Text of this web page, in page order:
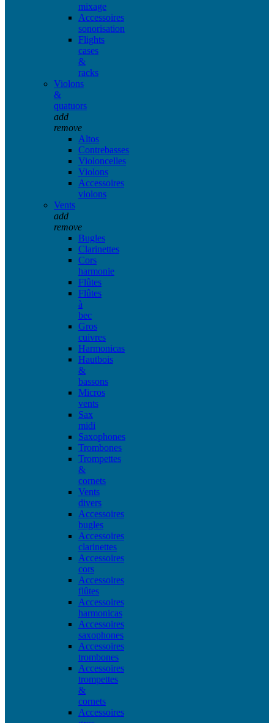
mixage
Accessoires
sonorisation
Flights
cases
&
racks
Violons
&
quatuors
add
remove
Altos
Contrebasses
Violoncelles
Violons
Accessoires
violons
Vents
add
remove
Bugles
Clarinettes
Cors
harmonie
Flûtes
Flûtes
à
bec
Gros
cuivres
Harmonicas
Hautbois
&
bassons
Micros
vents
Sax
midi
Saxophones
Trombones
Trompettes
&
cornets
Vents
divers
Accessoires
bugles
Accessoires
clarinettes
Accessoires
cors
Accessoires
flûtes
Accessoires
harmonicas
Accessoires
saxophones
Accessoires
trombones
Accessoires
trompettes
&
cornets
Accessoires